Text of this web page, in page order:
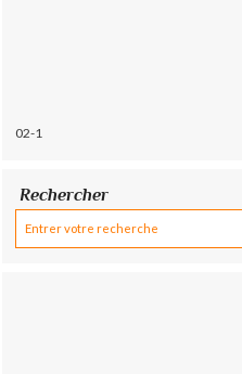
02-1
Rechercher